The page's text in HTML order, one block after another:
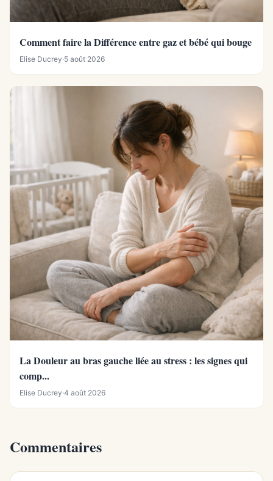
Comment faire la Différence entre gaz et bébé qui bouge
Elise Ducrey·5 août 2026
La Douleur au bras gauche liée au stress : les signes qui
comp...
Elise Ducrey·4 août 2026
Commentaires